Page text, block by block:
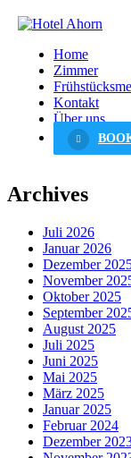
Home
Zimmer
Kontakt
Über uns
Archives
Juli 2026
Januar 2026
Dezember
November
Oktober 2025
September
August 2025
Juli 2025
Juni 2025
Mai 2025
März 2025
Januar 2025
Februar 2024
Dezember